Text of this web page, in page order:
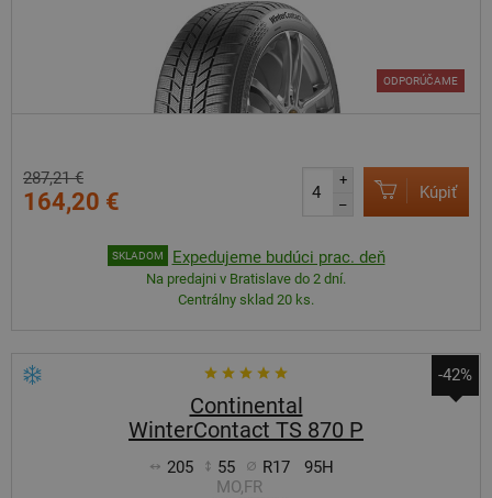
ODPORÚČAME
287,21 €
164,20 €
+
–
Kúpiť
SKLADOM Expedujeme budúci prac. deň
Na predajni v Bratislave do 2 dní.
Centrálny sklad 20 ks.
-42%
Continental
WinterContact TS 870 P
205 55 R17
95H
MO,FR